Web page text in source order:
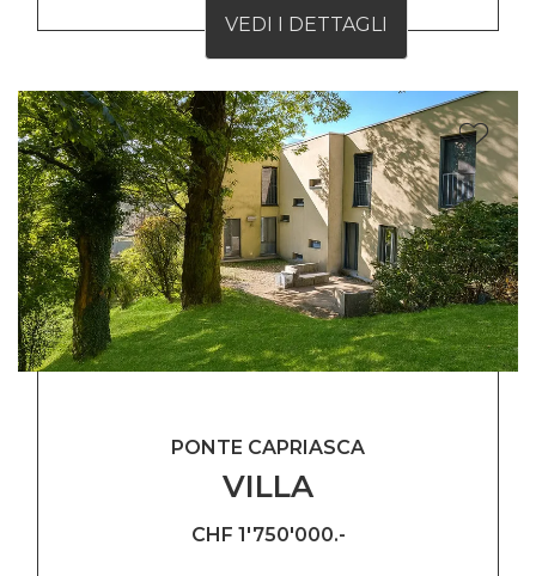
VEDI I DETTAGLI
VILLA
PONTE CAPRIASCA
CHF 1'750'000.-